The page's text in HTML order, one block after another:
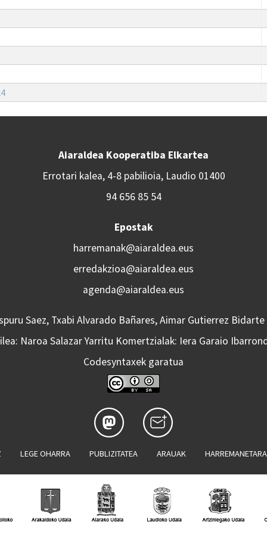
Aiaraldea Kooperatiba Elkartea
Errotari kalea, 4-8 pabilioia, Laudio 01400
94 656 85 54
Epostak
harremanak@aiaraldea.eus
erredakzioa@aiaraldea.eus
agenda@aiaraldea.eus
Saez, Txabi Alvarado Bañares, Aimar Gutierrez
Naroa Salazar Yarritu Komertzialak: Iera Garaio
Codesyntaxek garatua
LEGE OHARRA PUBLIZITATEA ARAUAK